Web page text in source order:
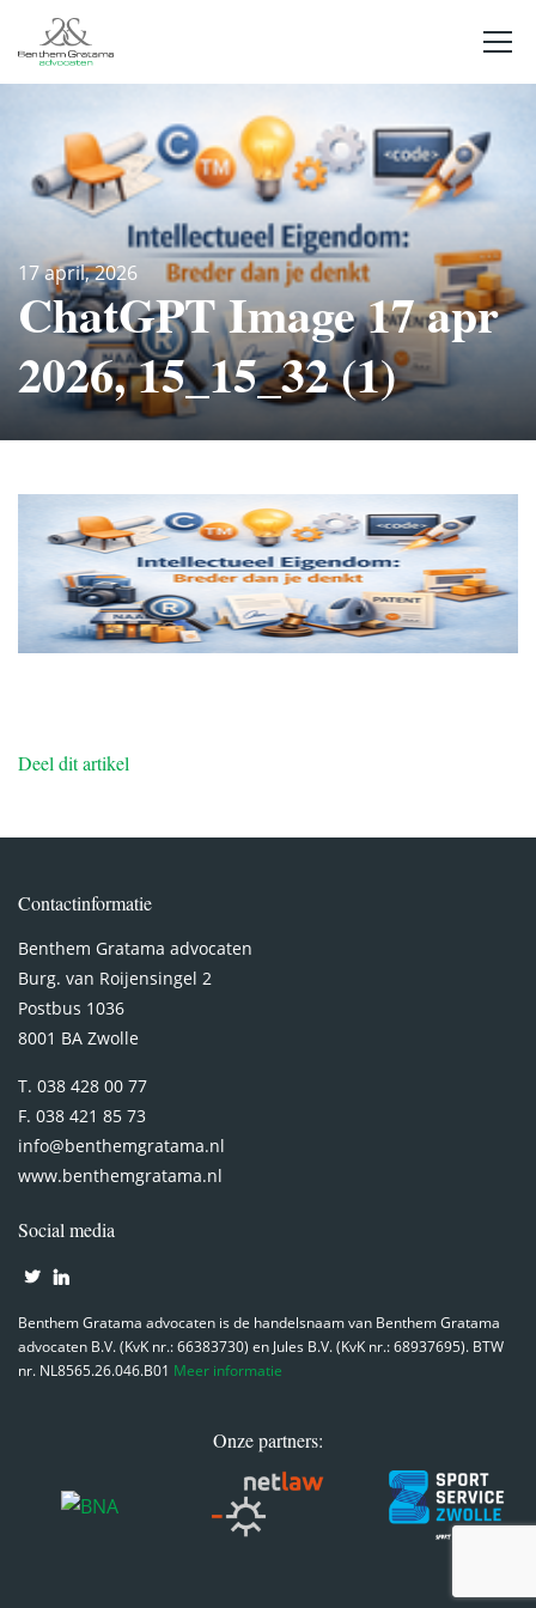
17 april, 2026
ChatGPT Image 17 apr
2026, 15_15_32 (1)
Deel dit artikel
Contactinformatie
Benthem Gratama advocaten
Burg. van Roijensingel 2
Postbus 1036
8001 BA Zwolle
T. 038 428 00 77
F. 038 421 85 73
info@benthemgratama.nl
www.benthemgratama.nl
Social media
Benthem Gratama advocaten is de handelsnaam van Benthem Gratama
advocaten B.V. (KvK nr.: 66383730) en Jules B.V. (KvK nr.: 68937695). BTW
nr. NL8565.26.046.B01 Meer informatie
Onze partners: